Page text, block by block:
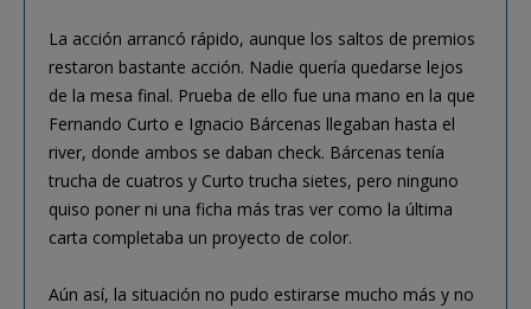
La acción arrancó rápido, aunque los saltos de premios
restaron bastante acción. Nadie quería quedarse lejos
de la mesa final. Prueba de ello fue una mano en la que
Fernando Curto e Ignacio Bárcenas llegaban hasta el
river, donde ambos se daban check. Bárcenas tenía
trucha de cuatros y Curto trucha sietes, pero ninguno
quiso poner ni una ficha más tras ver como la última
carta completaba un proyecto de color.
Aún así, la situación no pudo estirarse mucho más y no